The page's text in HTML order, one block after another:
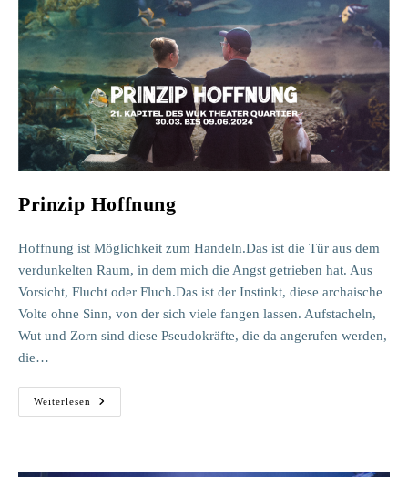
Prinzip Hoffnung
Hoffnung ist Möglichkeit zum Handeln.Das ist die Tür aus dem
verdunkelten Raum, in dem mich die Angst getrieben hat. Aus
Vorsicht, Flucht oder Fluch.Das ist der Instinkt, diese archaische
Volte ohne Sinn, von der sich viele fangen lassen. Aufstacheln,
Wut und Zorn sind diese Pseudokräfte, die da angerufen werden,
die…
Weiterlesen
Prinzip
Hoffnung